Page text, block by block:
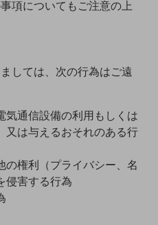
項についてもご注意の上
しては、次の行為はご遠
気通信設備の利用もしくは
又は与えるおそれのある行
の権利（プライバシー、名
侵害する行為